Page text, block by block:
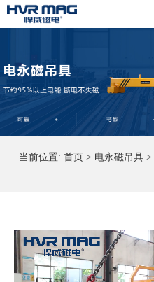
当前位置: 首页 > 电永磁吊具>